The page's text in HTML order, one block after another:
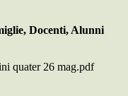
Docenti, Alunni
quater 26 mag.pdf